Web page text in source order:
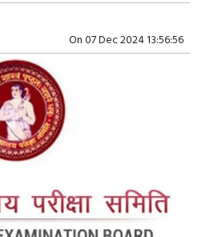
On07 Dec 2024 13:56:56